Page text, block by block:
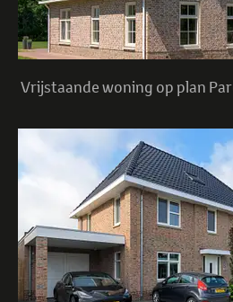
Vrijstaande woning op plan